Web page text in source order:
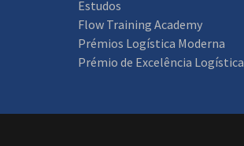
Estudos
Flow Training Academy
Prémios Logística Moderna
Prémio de Excelência Logística